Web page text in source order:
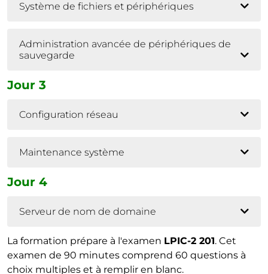
Système de fichiers et périphériques
Administration avancée de périphériques de
sauvegarde
Jour 3
Configuration réseau
Maintenance système
Jour 4
Serveur de nom de domaine
La formation prépare à l'examen LPIC-2 201. Cet
examen de 90 minutes comprend 60 questions à
choix multiples et à remplir en blanc.